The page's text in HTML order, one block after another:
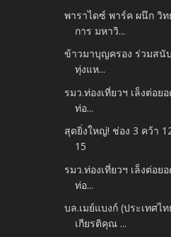
พาราไดซ์ พาร์ค ผนึก วิ
การ มหาวิ...
ข้าวมาบุญครอง ร่วมสนั
ทุ่งแห...
รมว.ท่องเที่ยวฯ เล็งต่อย
ท่อ...
สุดยิ่งใหญ่! ช่อง 3 คว้า
15
รมว.ท่องเที่ยวฯ เล็งต่อย
ท่อ...
บล.เมย์แบงก์ (ประเทศไ
เกียรติคุณ ...